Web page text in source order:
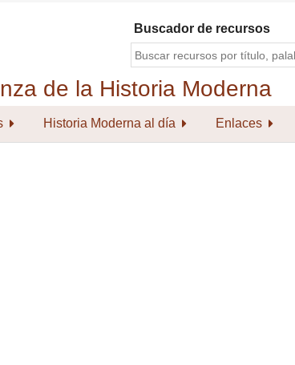
Buscador de recursos
Historia Moderna al día Enlaces